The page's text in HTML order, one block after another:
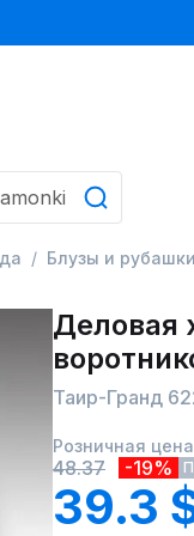
Блузы и рубашки
Деловая
Таир-Гранд
Розничная
48.37 -19%
39.3